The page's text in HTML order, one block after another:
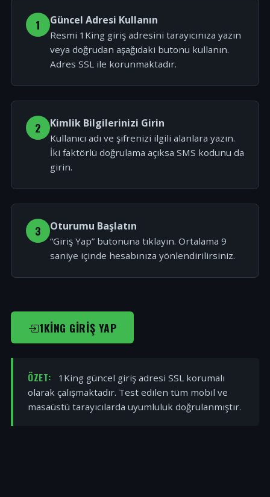
1 Güncel Adresi Kullanın
Resmi 1King giriş adresini tarayıcınıza yazın
veya doğrudan aşağıdaki butonu kullanın.
Adres SSL ile korunmaktadır.
2 Kimlik Bilgilerinizi Girin
Kullanıcı adı ve şifrenizi ilgili alanlara yazın.
İki faktörlü doğrulama açıksa SMS kodunu da
girin.
3 Oturumu Başlatın
“Giriş Yap” butonuna tıklayın. Ortalama 9
saniye içinde hesabınıza yönlendirilirsiniz.
1KING GIRIŞ YAP
ÖZET:
1King güncel giriş adresi SSL korumalı
olarak çalışmaktadır. Test edilen tüm mobil ve
masaüstü tarayıcılarda uyumluluk doğrulanmıştır.